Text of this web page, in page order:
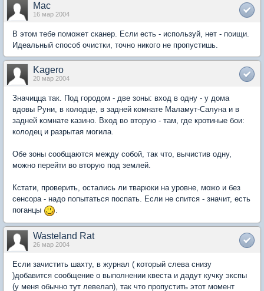
Mac
16 мар 2004
В этом тебе поможет сканер. Если есть - используй, нет - поищи.
Идеальный способ очистки, точно никого не пропустишь.
Kagero
20 мар 2004
Значицца так. Под городом - две зоны: вход в одну - у дома
вдовы Руни, в колодце, в задней комнате Маламут-Салуна и в
задней комнате казино. Вход во вторую - там, где кротиные бои:
колодец и разрытая могила.
Обе зоны сообщаются между собой, так что, вычистив одну,
можно перейти во вторую под землей.
Кстати, проверить, остались ли тварюки на уровне, можо и без
сенсора - надо попытаться поспать. Если не спится - значит, есть
поганцы
.
Wasteland Rat
26 мар 2004
Если зачистить шахту, в журнал ( который слева снизу
)добавится сообщение о выполнении квеста и дадут кучку экспы
(у меня обычно тут левелап), так что пропустить этот момент